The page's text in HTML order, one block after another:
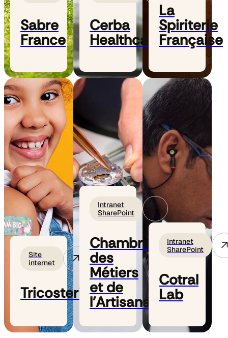
Sabre
France
Cerba
Healthcare
La
Spiriterie
Française
Site
internet
Tricosteril
Intranet
SharePoint
Chambre
des
Métiers
et de
l'Artisanat
Intranet
SharePoint
Cotral
Lab